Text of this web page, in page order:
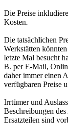
Die Preise
Kosten.
Die tatsächlichen
Werkstätten
letzte Mal besucht
B. per E-Mail,
daher immer einen
verfügbaren Preise
Irrtümer und
Beschreibungen
Ersatzteilen sind